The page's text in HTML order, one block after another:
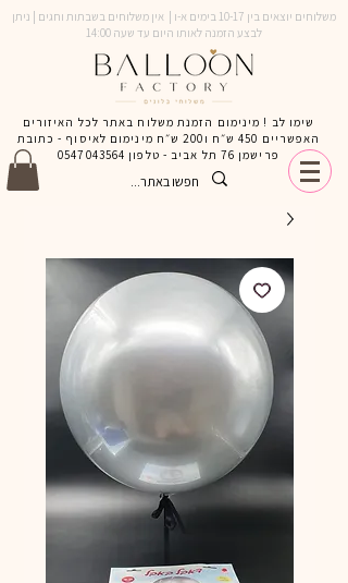
משלוחים יוצאים בין 10-17 בימים א-ו | אין משלוחים בשבתות וחגים | ניתן
לבצע הזמנה לאותו היום עד שעה 14:00
שימו לב ! מינימום הזמנת משלוח באתר לכל האיזורים
האפשריים 450 ש״ח ו200 ש״ח מינימום לאיסוף - כתובת
פרישמן 76 תל אביב - טלפון
0547043564